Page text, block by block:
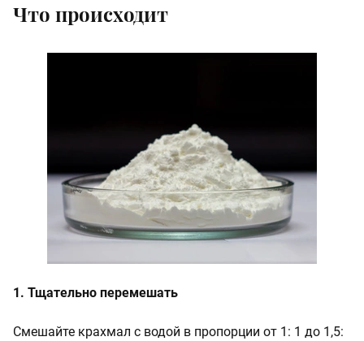
Что происходит
1. Тщательно перемешать
Смешайте крахмал с водой в пропорции от 1: 1 до 1,5: